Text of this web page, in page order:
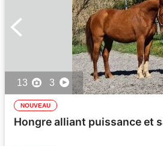
13 3
NOUVEAU
Hongre alliant puissance et